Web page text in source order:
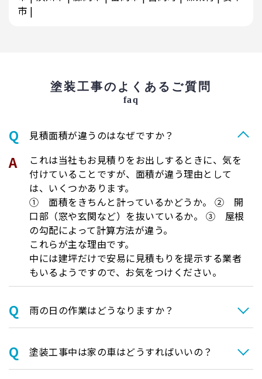
市
塗装工事のよくあるご質問
faq
⾒積⾯積が違うのはなぜですか？
これは当社もお見積りをお出しするときに、気を
付けていることですが、面積が違う理由として
は、いくつかあります。
① 面積をきちんと計っているかどうか。 ② 開
口部（窓や玄関など）を抜いているか。 ③ 屋根
の勾配によって計算方法が違う。
これらが主な理由です。
中には建坪だけで安易に見積もりを提示する業者
もいるようですので、お気をつけください。
⾬の日の作業はどうなりますか？
塗装⼯事中は家の⾞はどうすればいいの？